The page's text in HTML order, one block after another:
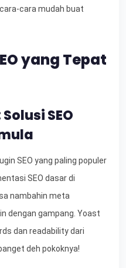
cara mudah buat
yang Tepat
SEO
SEO yang paling populer
SEO dasar di
nambahin meta
dengan gampang. Yoast
dan readability dari
deh pokoknya!